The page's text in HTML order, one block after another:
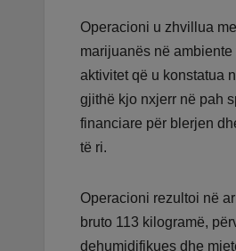
Operacioni u zhvillua
marijuanës në
aktivitet që u konstatua
gjithë kjo nxjerr në pah
financiare për blerjen
të ri.
Operacioni rezultoi në
bruto 113 kilogramë,
dehumidifikues dhe